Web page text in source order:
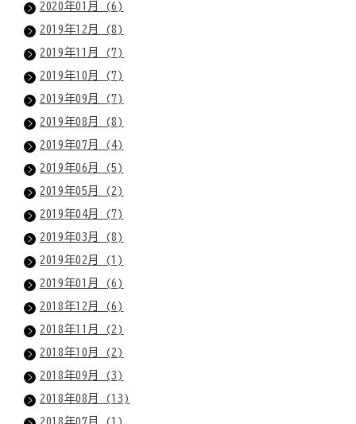
2020年01月 (6)
2019年12月 (8)
2019年11月 (7)
2019年10月 (7)
2019年09月 (7)
2019年08月 (8)
2019年07月 (4)
2019年06月 (5)
2019年05月 (2)
2019年04月 (7)
2019年03月 (8)
2019年02月 (1)
2019年01月 (6)
2018年12月 (6)
2018年11月 (2)
2018年10月 (2)
2018年09月 (3)
2018年08月 (13)
2018年07月 (1)